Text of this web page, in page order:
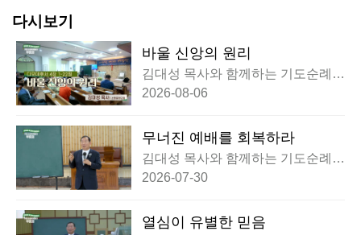
다시보기
바울 신앙의 원리
김대성 목사와 함께하는 기도순례대
행전 부흥회
2026-08-06
무너진 예배를 회복하라
김대성 목사와 함께하는 기도순례대
행전 부흥회
2026-07-30
열심이 유별한 믿음